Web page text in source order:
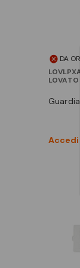
DA
LOVATO
Accedi